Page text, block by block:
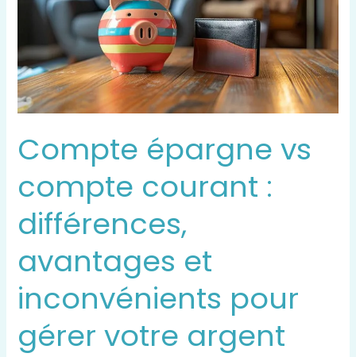
Compte épargne vs
compte courant :
différences,
avantages et
inconvénients pour
gérer votre argent
différences,
avantages
et
inconvénients
pour
gérer
votre
argent